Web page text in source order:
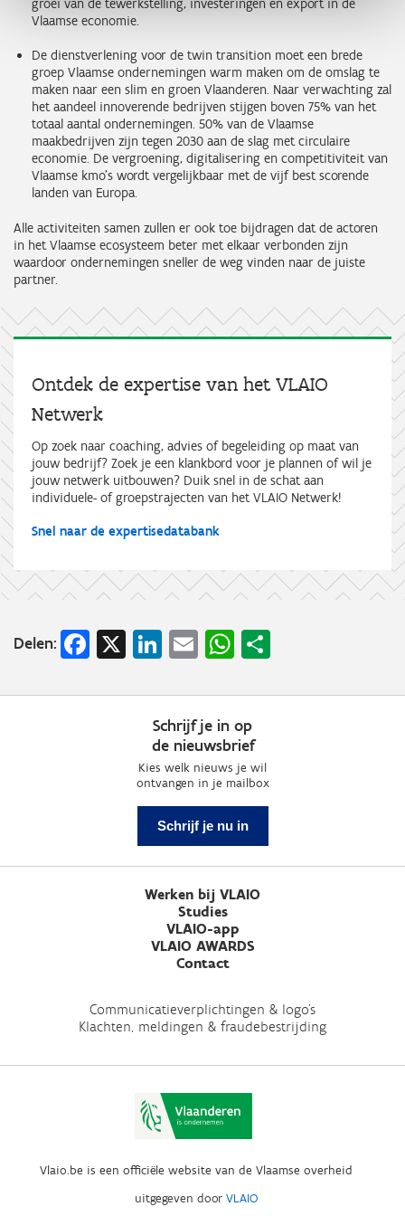
groei van de tewerkstelling, investeringen en export in de
Vlaamse economie.
De dienstverlening voor de twin transition moet een brede
groep Vlaamse ondernemingen warm maken om de omslag te
maken naar een slim en groen Vlaanderen. Naar verwachting zal
het aandeel innoverende bedrijven stijgen boven 75% van het
totaal aantal ondernemingen. 50% van de Vlaamse
maakbedrijven zijn tegen 2030 aan de slag met circulaire
economie. De vergroening, digitalisering en competitiviteit van
Vlaamse kmo’s wordt vergelijkbaar met de vijf best scorende
landen van Europa.
Alle activiteiten samen zullen er ook toe bijdragen dat de actoren
in het Vlaamse ecosysteem beter met elkaar verbonden zijn
waardoor ondernemingen sneller de weg vinden naar de juiste
partner.
Ontdek de expertise van het VLAIO
Netwerk
Op zoek naar coaching, advies of begeleiding op maat van
jouw bedrijf? Zoek je een klankbord voor je plannen of wil je
jouw netwerk uitbouwen? Duik snel in de schat aan
individuele- of groepstrajecten van het VLAIO Netwerk!
Snel naar de expertisedatabank
Delen: Facebook
X LinkedIn
EmailWhatsApp
Schrijf je in op
de nieuwsbrief
Kies welk nieuws je wil
ontvangen in je mailbox
Schrijf je nu in
Werken bij VLAIO
Studies
VLAIO-app
VLAIO AWARDS
Contact
Communicatieverplichtingen & logo's
Klachten, meldingen & fraudebestrijding
Vlaio.be is een officiële website van de Vlaamse overheid
uitgegeven door VLAIO